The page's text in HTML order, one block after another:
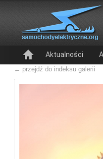
Aktualności
← przejdź do indeksu galerii